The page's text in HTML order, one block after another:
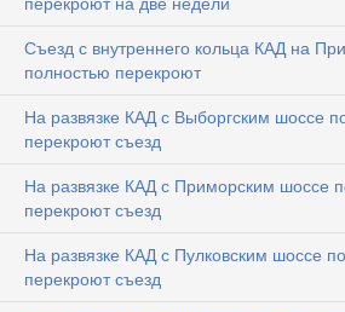
перекроют на две недели
Съезд с внутреннего кольца КАД на
полностью перекроют
На развязке КАД с Выборгским шоссе
перекроют съезд
На развязке КАД с Приморским шоссе
перекроют съезд
На развязке КАД с Пулковским шоссе
перекроют съезд